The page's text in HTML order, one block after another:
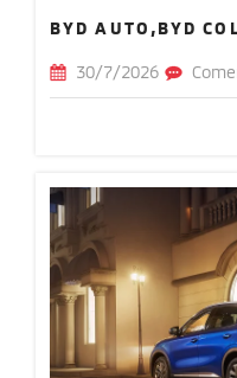
BYD AUTO,BYD
30/7/2026